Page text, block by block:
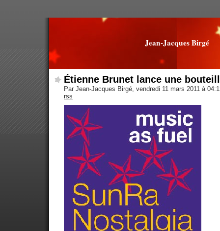
Jean-Jacques Birgé
Étienne Brunet lance une
Par Jean-Jacques Birgé, vendredi 11 mars 2011 à
rss